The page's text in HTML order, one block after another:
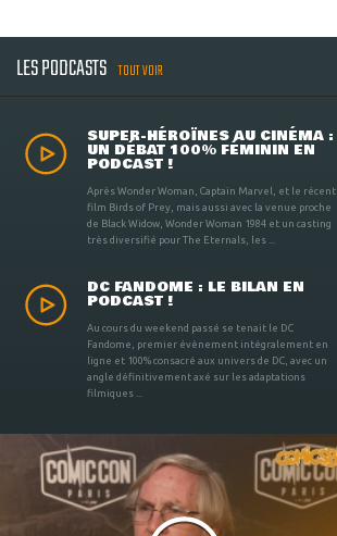
LES PODCASTS TOUT VOIR
SUPER-HÉROÏNES AU CINÉMA :
UN DÉBAT 100% FÉMININ EN
PODCAST !
Après Wonder Woman, Captain Marvel, et le récent
film Birds of Prey, mais aussi avec la venue proche
de Black Widow, Wonder Woman 1984 et un casting
très diversifié pour The Eternals, les ...
DC FANDOME : LE BILAN EN
PODCAST !
Au cours du weekend passé se tenait le DC
Fandome, premier évènement intégralement en
ligne et 100% consacré aux univers de DC, avec un
angle définitivement axé sur les adaptations
filmiques ...